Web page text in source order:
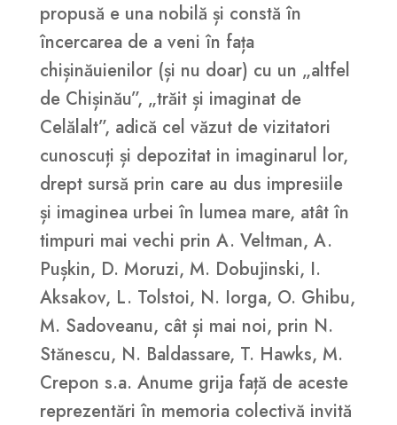
propusă e una nobilă și constă în
încercarea de a veni în fața
chișinăuienilor (și nu doar) cu un „altfel
de Chișinău”, „trăit și imaginat de
Celălalt”, adică cel văzut de vizitatori
cunoscuți și depozitat in imaginarul lor,
drept sursă prin care au dus impresiile
și imaginea urbei în lumea mare, atât în
timpuri mai vechi prin A. Veltman, A.
Pușkin, D. Moruzi, M. Dobujinski, I.
Aksakov, L. Tolstoi, N. Iorga, O. Ghibu,
M. Sadoveanu, cât și mai noi, prin N.
Stănescu, N. Baldassare, T. Hawks, M.
Crepon s.a. Anume grija față de aceste
reprezentări în memoria colectivă invită